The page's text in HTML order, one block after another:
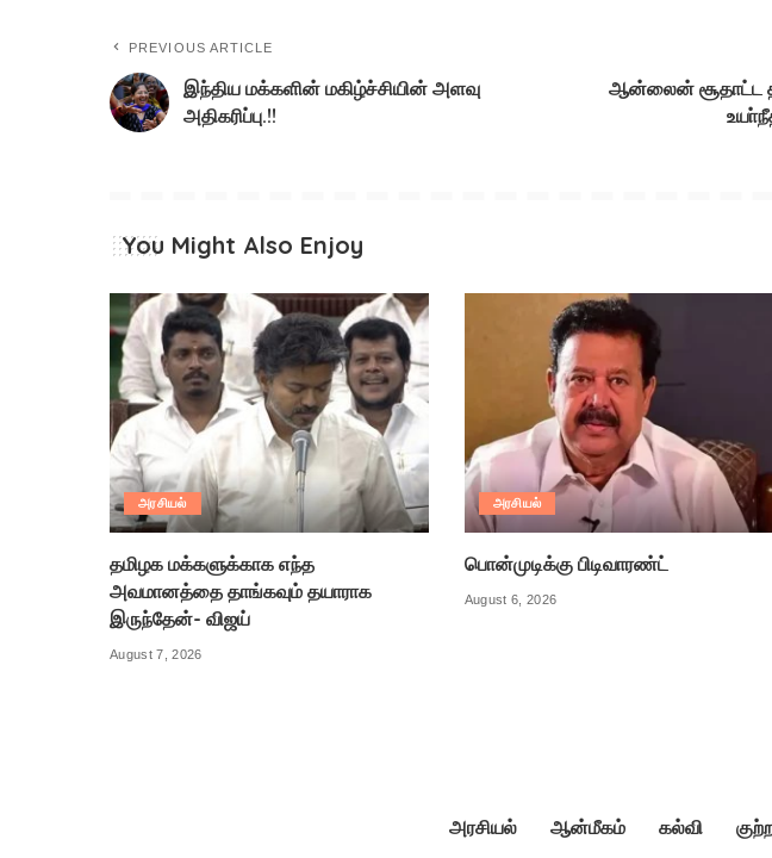
PREVIOUS ARTICLE
இந்திய மக்களின் மகிழ்ச்சியின் அளவு
அதிகரிப்பு.!!
ஆன்லைன் சூதாட்ட
You Might Also Enjoy
அரசியல்
தமிழக மக்களுக்காக எந்த
அவமானத்தை தாங்கவும் தயாராக
இருந்தேன்- விஜய்
August 7, 2026
அரசியல்
பொன்முடிக்கு பிடிவாரண்ட்
August 6, 2026
அரசியல் ஆன்மீகம் கல்வி